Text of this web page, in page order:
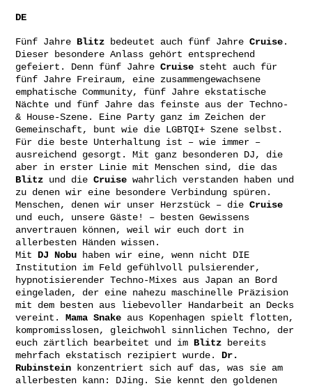
DE
Fünf Jahre Blitz bedeutet auch fünf Jahre Cruise.
Dieser besondere Anlass gehört entsprechend
gefeiert. Denn fünf Jahre Cruise steht auch für
fünf Jahre Freiraum, eine zusammengewachsene
emphatische Community, fünf Jahre ekstatische
Nächte und fünf Jahre das feinste aus der Techno-
& House-Szene. Eine Party ganz im Zeichen der
Gemeinschaft, bunt wie die LGBTQI+ Szene selbst.
Für die beste Unterhaltung ist – wie immer –
ausreichend gesorgt. Mit ganz besonderen DJ, die
aber in erster Linie mit Menschen sind, die das
Blitz und die Cruise wahrlich verstanden haben und
zu denen wir eine besondere Verbindung spüren.
Menschen, denen wir unser Herzstück – die Cruise
und euch, unsere Gäste! – besten Gewissens
anvertrauen können, weil wir euch dort in
allerbesten Händen wissen.
Mit DJ Nobu haben wir eine, wenn nicht DIE
Institution im Feld gefühlvoll pulsierender,
hypnotisierender Techno-Mixes aus Japan an Bord
eingeladen, der eine nahezu maschinelle Präzision
mit dem besten aus liebevoller Handarbeit an Decks
vereint. Mama Snake aus Kopenhagen spielt flotten,
kompromisslosen, gleichwohl sinnlichen Techno, der
euch zärtlich bearbeitet und im Blitz bereits
mehrfach ekstatisch rezipiert wurde. Dr.
Rubinstein konzentriert sich auf das, was sie am
allerbesten kann: DJing. Sie kennt den goldenen